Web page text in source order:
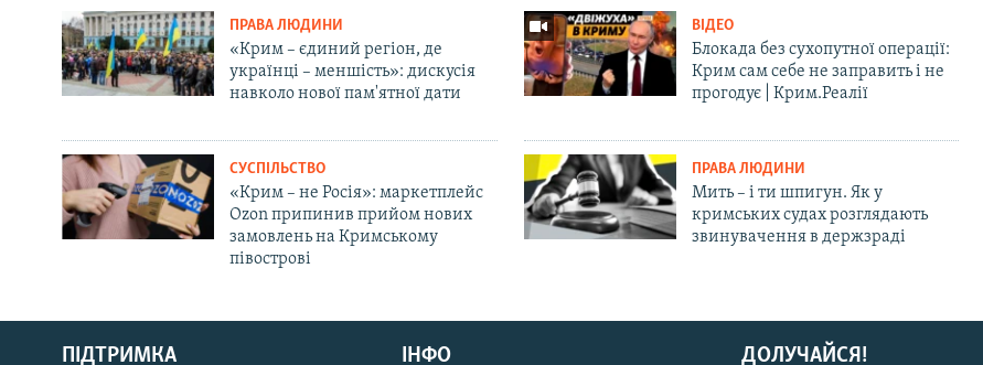
Русский
Qırımtatar
ПРАВА ЛЮДИНИ
«Крим – єдиний регіон, де
українці – меншість»: дискусія
навколо нової пам'ятної дати
ВІДЕО
Блокада без сухопутної операції:
Крим сам себе не заправить і не
прогодує | Крим.Реалії
СУСПІЛЬСТВО
«Крим – не Росія»: маркетплейс
Ozon припинив прийом нових
замовлень на Кримському
півострові
ПРАВА ЛЮДИНИ
Мить – і ти шпигун. Як у
кримських судах розглядають
звинувачення в держзраді
ДОЛУЧАЙСЯ!
ПІДТРИМКА ІНФО